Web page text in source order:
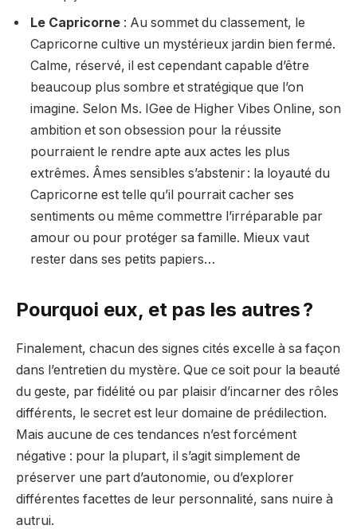
Le Capricorne : Au sommet du classement, le
Capricorne cultive un mystérieux jardin bien fermé.
Calme, réservé, il est cependant capable d’être
beaucoup plus sombre et stratégique que l’on
imagine. Selon Ms. IGee de Higher Vibes Online, son
ambition et son obsession pour la réussite
pourraient le rendre apte aux actes les plus
extrêmes. Âmes sensibles s’abstenir : la loyauté du
Capricorne est telle qu’il pourrait cacher ses
sentiments ou même commettre l’irréparable par
amour ou pour protéger sa famille. Mieux vaut
rester dans ses petits papiers…
Pourquoi eux, et pas les autres ?
Finalement, chacun des signes cités excelle à sa façon
dans l’entretien du mystère. Que ce soit pour la beauté
du geste, par fidélité ou par plaisir d’incarner des rôles
différents, le secret est leur domaine de prédilection.
Mais aucune de ces tendances n’est forcément
négative : pour la plupart, il s’agit simplement de
préserver une part d’autonomie, ou d’explorer
différentes facettes de leur personnalité, sans nuire à
autrui.